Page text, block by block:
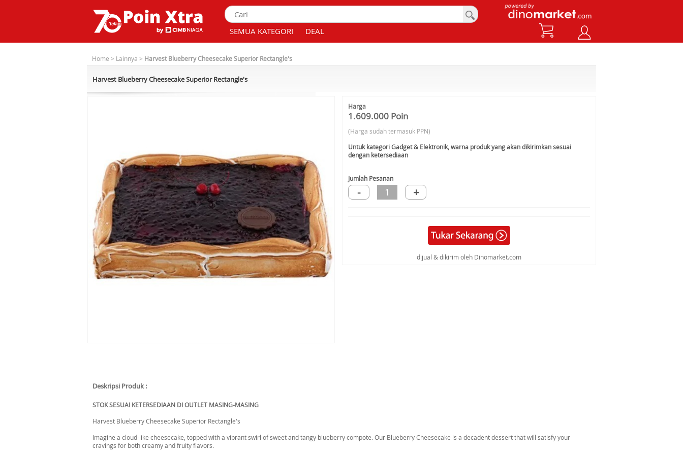
SEMUA KATEGORI DEAL
Home > Lainnya > Harvest Blueberry Cheesecake Superior Rectangle's
Harvest Blueberry Cheesecake Superior Rectangle's
Harga
1.609.000 Poin
(Harga sudah termasuk PPN)
Untuk kategori Gadget & Elektronik, warna produk yang akan dikirimkan sesuai
dengan ketersediaan
Jumlah Pesanan
- 1 +
dijual & dikirim oleh Dinomarket.com
Deskripsi Produk :
STOK SESUAI KETERSEDIAAN DI OUTLET MASING-MASING
Harvest Blueberry Cheesecake Superior Rectangle's
Imagine a cloud-like cheesecake, topped with a vibrant swirl of sweet and tangy blueberry compote. Our Blueberry Cheesecake is a decadent dessert that will satisfy your
cravings for both creamy and fruity flavors.